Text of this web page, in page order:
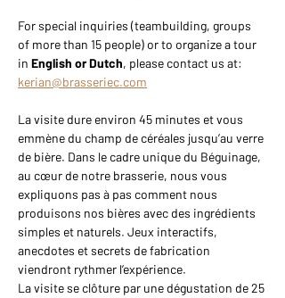
For special inquiries (teambuilding, groups
of more than 15 people) or to organize a tour
in English or Dutch, please contact us at:
kerian@brasseriec.com
La visite dure environ 45 minutes et vous
emmène du champ de céréales jusqu’au verre
de bière. Dans le cadre unique du Béguinage,
au cœur de notre brasserie, nous vous
expliquons pas à pas comment nous
produisons nos bières avec des ingrédients
simples et naturels. Jeux interactifs,
anecdotes et secrets de fabrication
viendront rythmer l’expérience.
La visite se clôture par une dégustation de 25